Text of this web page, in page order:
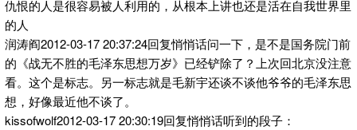
仇恨的人是很容易被人利用的，从根本上讲也还是活在自我世界里
的人
润涛阎2012-03-17 20:37:24回复悄悄话问一下，是不是国务院门前
的《战无不胜的毛泽东思想万岁》已经铲除了？上次回北京没注意
看。这个是标志。另一标志就是毛新宇还谈不谈他爷爷的毛泽东思
想，好像最近他不谈了。
kissofwolf2012-03-17 20:30:19回复悄悄话听到的段子：